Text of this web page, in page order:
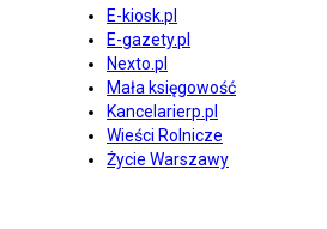
E-kiosk.pl
E-gazety.pl
Nexto.pl
Mała księgowość
Kancelarierp.pl
Wieści Rolnicze
Życie Warszawy